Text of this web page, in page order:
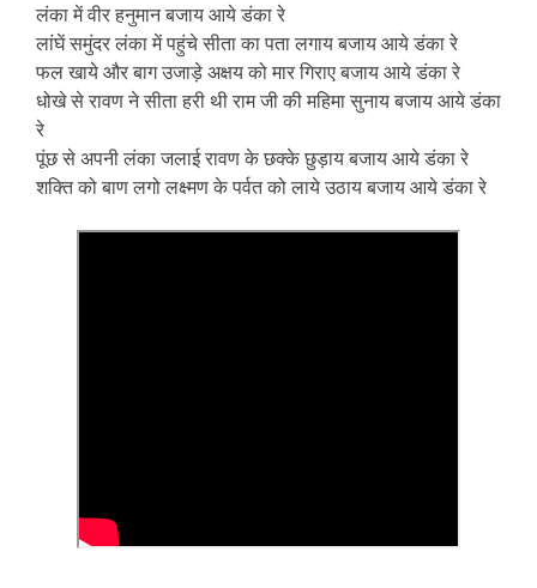
लंका में वीर हनुमान बजाय आये डंका रे
लांघें समुंदर लंका में पहुंचे सीता का पता लगाय बजाय आये डंका रे
फल खाये और बाग उजाड़े अक्षय को मार गिराए बजाय आये डंका रे
धोखे से रावण ने सीता हरी थी राम जी की महिमा सुनाय बजाय आये डंका
रे
पूंछ से अपनी लंका जलाई रावण के छक्के छुड़ाय बजाय आये डंका रे
शक्ति को बाण लगो लक्ष्मण के पर्वत को लाये उठाय बजाय आये डंका रे